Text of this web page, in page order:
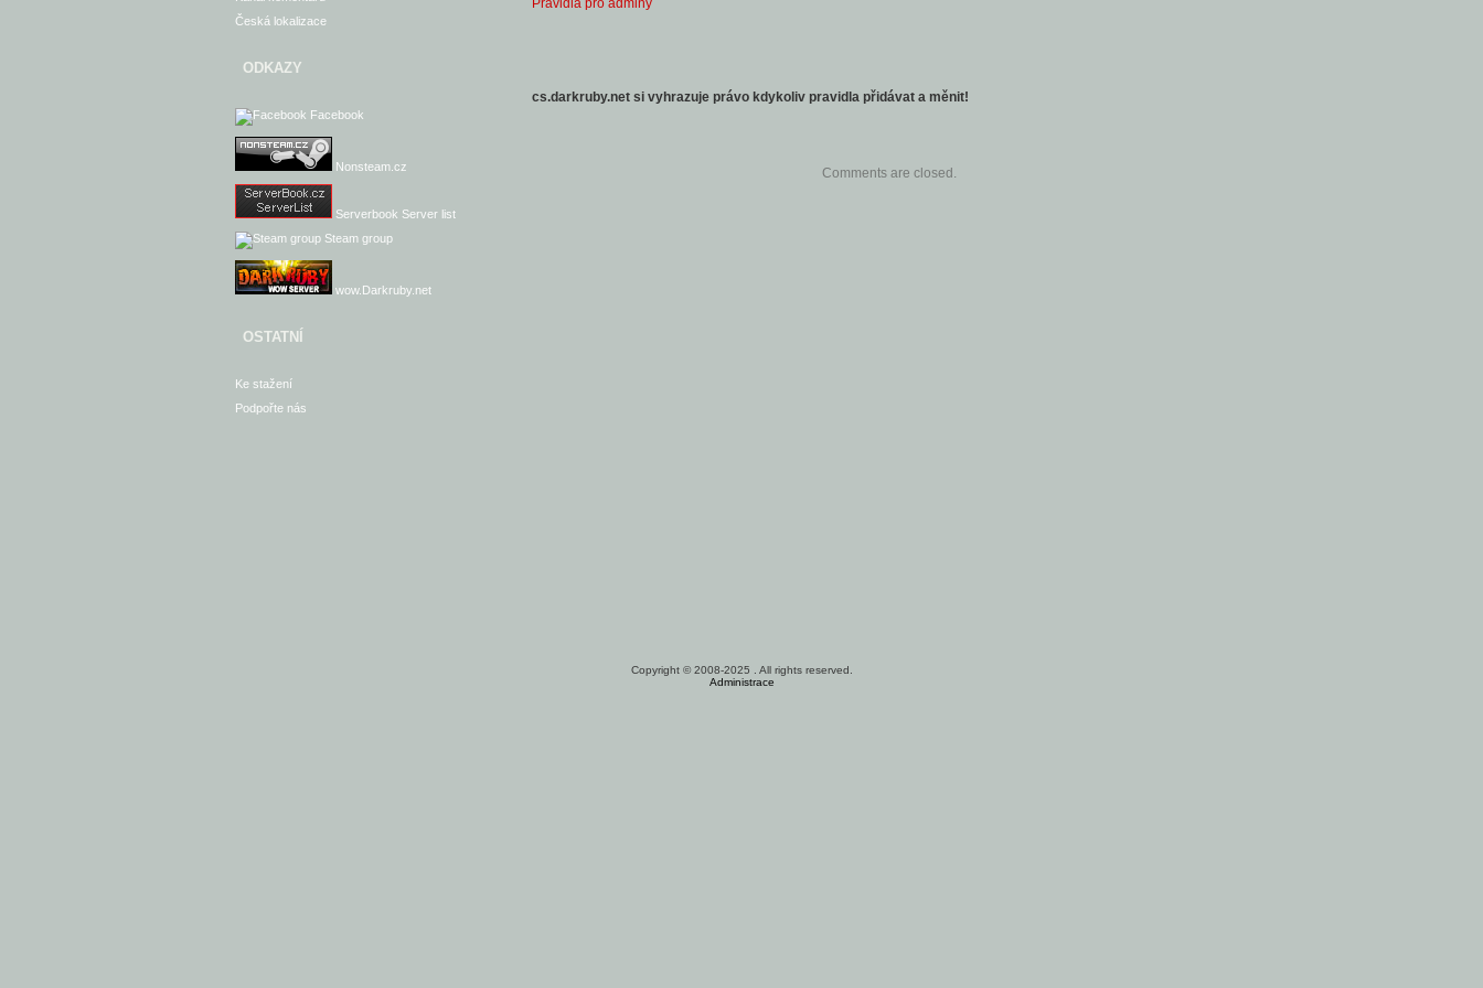
Česká lokalizace
ODKAZY
Facebook
Nonsteam.cz
Serverbook Server list
Steam group
wow.Darkruby.net
OSTATNÍ
Ke stažení
Podpořte nás
cs.darkruby.net si vyhrazuje právo kdykoliv pravidla přidávat a měnit!
Comments are closed.
Copyright © 2008-2025
. All rights reserved.
Administrace